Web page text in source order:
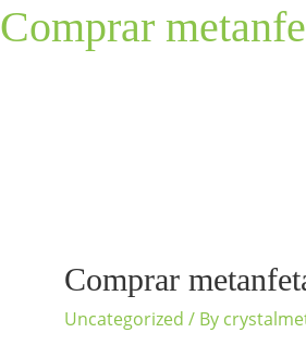
Comprar
Comprar
Uncategorized / By
online
España